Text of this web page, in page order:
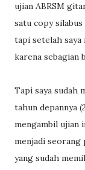
ujian ABRSM
satu copy silabus
tapi setelah saya
karena sebagian
Tapi saya sudah
tahun depannya
mengambil ujian
menjadi
yang sudah